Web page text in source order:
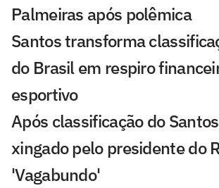
Palmeiras após polêmica
Santos transforma
do Brasil em respiro
esportivo
Após classificação do
xingado pelo presidente do
'Vagabundo'